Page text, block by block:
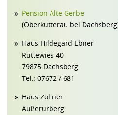
Pension Alte Gerbe
(Oberkutterau bei
Haus Hildegard Ebner
Rüttewies 40
79875 Dachsberg
Tel.: 07672 / 681
Haus Zöllner
Außerurberg